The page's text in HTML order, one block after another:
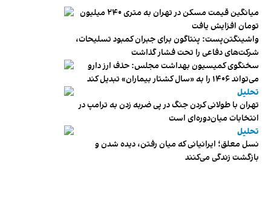
میانگین قیمت مسکن در تهران به متری ۲۴۰ میلیون
تومان افزایش یافت
واشینگتن‌پست: پنتاگون برای جبران کمبود تسلیحات،
شرکت‌های دفاعی را تحت فشار گذاشت
سخنگوی کمیسیون بهداشت مجلس: حذف ارز دارو
می‌تواند ۱۴۰۶ را به «سال کشتار بیماران» تبدیل کند
تحلیل
تهران با طولانی کردن جنگ در پی ضربه زدن به ترامپ در
انتخابات میان‌دوره‌ای است
تحلیل
نسل معلق؛ ایرانیانی که میان رفتن، دیده شدن و
بازگشت زندگی می‌کنند